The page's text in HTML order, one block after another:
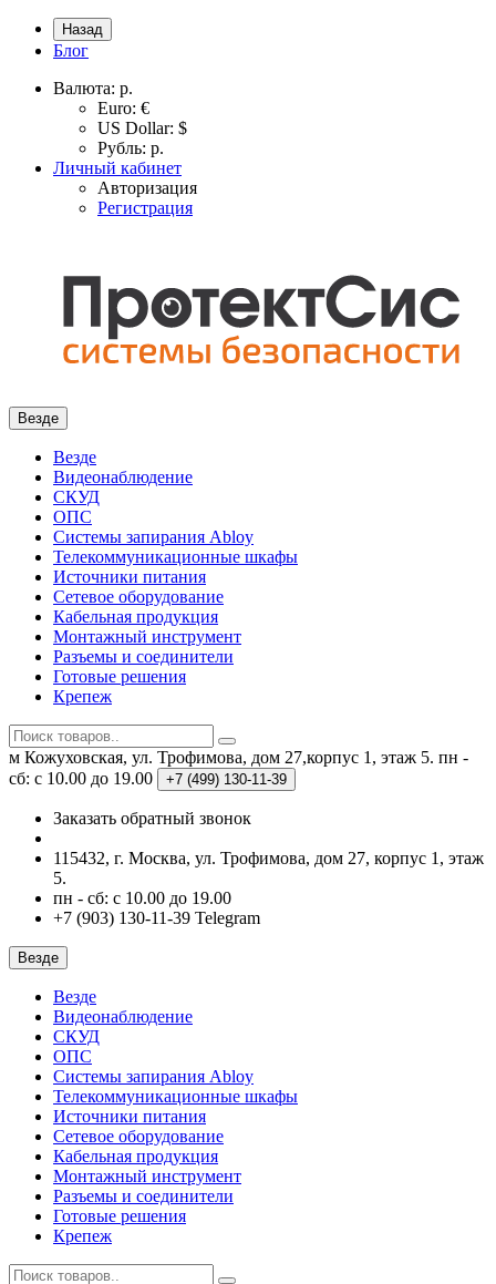
Назад
Блог
Валюта: р.
Euro: €
US Dollar: $
Рубль: р.
Личный кабинет
Авторизация
Регистрация
Везде
Везде
Видеонаблюдение
СКУД
ОПС
Системы запирания Abloy
Телекоммуникационные шкафы
Источники питания
Сетевое оборудование
Кабельная продукция
Монтажный инструмент
Разъемы и соединители
Готовые решения
Крепеж
м Кожуховская, ул. Трофимова, дом 27,корпус 1, этаж 5. пн -
сб: с 10.00 до 19.00
+7 (499) 130-11-39
Заказать обратный звонок
115432, г. Москва, ул. Трофимова, дом 27, корпус 1, этаж
5.
пн - сб: с 10.00 до 19.00
+7 (903) 130-11-39 Telegram
Везде
Везде
Видеонаблюдение
СКУД
ОПС
Системы запирания Abloy
Телекоммуникационные шкафы
Источники питания
Сетевое оборудование
Кабельная продукция
Монтажный инструмент
Разъемы и соединители
Готовые решения
Крепеж